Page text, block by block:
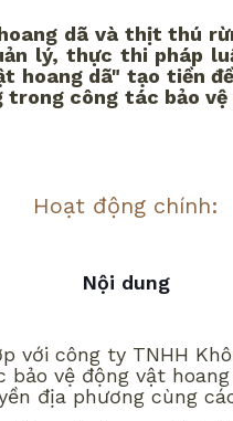
dã và thịt thú
lý, thực thi pháp
hoang dã" tạo tiền
công tác bảo
Hoạt động chính:
Nội dung
với công ty TNHH
vệ động vật
địa phương cùng